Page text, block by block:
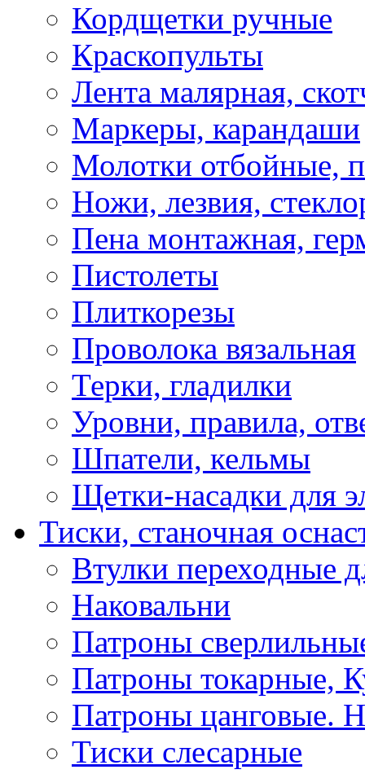
Кордщетки ручные
Краскопульты
Лента малярная,
Маркеры, карандаши
Молотки отбойные,
Ножи, лезвия,
Пена монтажная,
Пистолеты
Плиткорезы
Проволока вязальная
Терки, гладилки
Уровни, правила,
Шпатели, кельмы
Щетки-насадки для
Тиски, станочная
Втулки переходные
Наковальни
Патроны
Патроны токарные,
Патроны цанговые.
Тиски слесарные